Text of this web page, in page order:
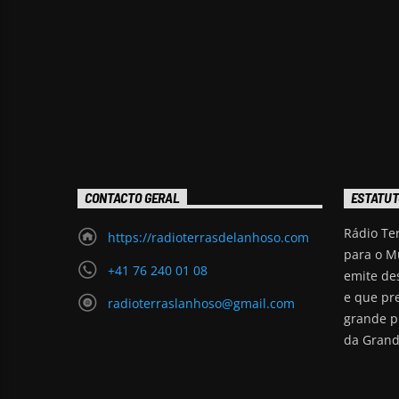
CONTACTO GERAL
https://radioterrasdelanhoso.com
+41 76 240 01 08
radioterraslanhoso@gmail.com
Rádio
para o
emite
e que
grande
da